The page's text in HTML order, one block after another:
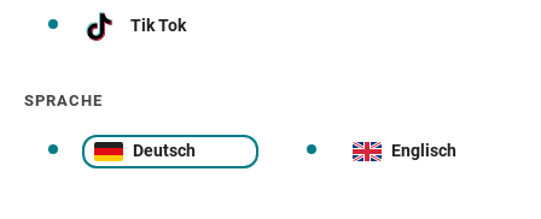
Tik Tok
SPRACHE
Deutsch Englisch